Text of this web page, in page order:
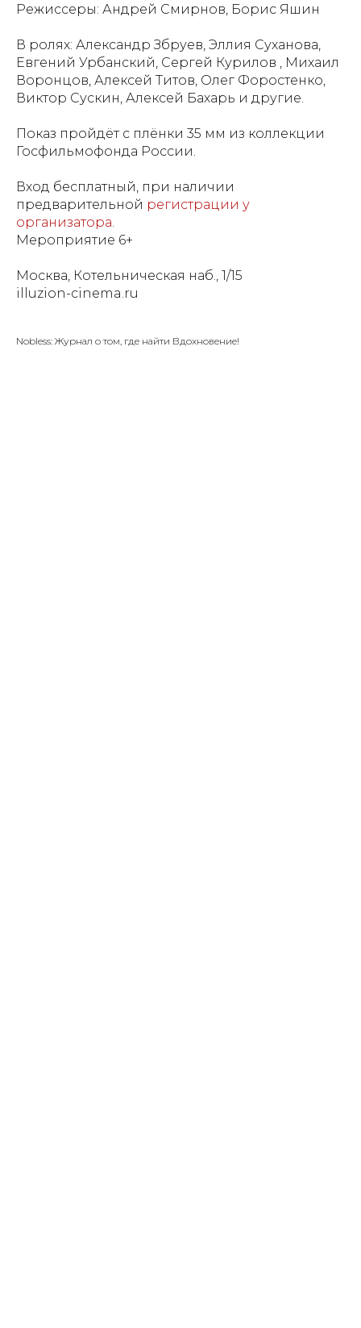
Режиссеры: Андрей Смирнов, Борис Яшин
В ролях: Александр Збруев, Эллия Суханова,
Евгений Урбанский, Сергей Курилов , Михаил
Воронцов, Алексей Титов, Олег Форостенко,
Виктор Сускин, Алексей Бахарь и другие.
Показ пройдёт с плёнки 35 мм из коллекции
Госфильмофонда России.
Вход бесплатный, при наличии
предварительной регистрации у
организатора.
Мероприятие 6+
Москва, Котельническая наб., 1/15
illuzion-cinema.ru
Nobless: Журнал о том, где найти Вдохновение!